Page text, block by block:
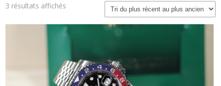
3 résultats affichés
plus
récent
ancien